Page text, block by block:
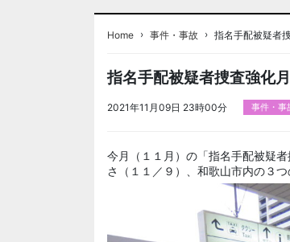
Home › 事件・事故 › 指名手配被疑者
指名手配被疑者捜査強化
2021年11月09日 23時00分 事件・事
今月（１１月）の「指名手配被疑
さ（１１／９）、和歌山市内の３つ